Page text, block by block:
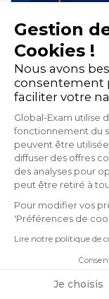
mobile
learning
E-learning et
Organisme de
mins de
Gestion
Cookies !
Nous avons
consentement
faciliter votre
Global-Exam utilise
fonctionnement du
peuvent être
diffuser des offres
des analyses pour
peut être retiré à
Pour modifier vos
'Préférences de
Lire notre politique de
Je choisis
Cookies